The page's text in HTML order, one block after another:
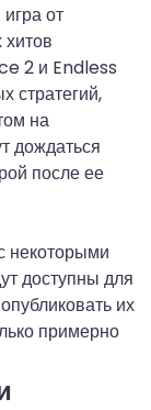
от
2 и Endless
стратегий,
на
дождаться
после ее
некоторыми
доступны для
их
примерно